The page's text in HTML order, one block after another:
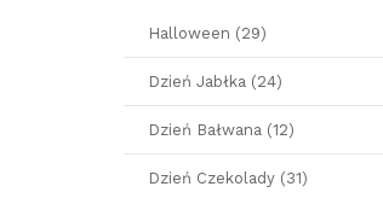
Halloween (29)
Dzień Jabłka (24)
Dzień Bałwana (12)
Dzień Czekolady (31)